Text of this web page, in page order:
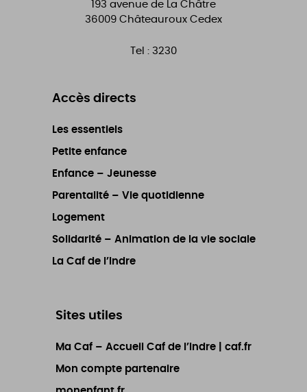
193 avenue de La Châtre
36009 Châteauroux Cedex
Tel : 3230
Accès directs
Les essentiels
Petite enfance
Enfance – Jeunesse
Parentalité – Vie quotidienne
Logement
Solidarité – Animation de la vie sociale
La Caf de l’Indre
Sites utiles
Ma Caf – Accueil Caf de l’Indre | caf.fr
Mon compte partenaire